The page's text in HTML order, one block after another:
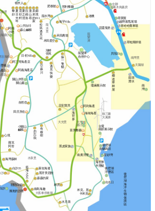
照利餐廳
全聯
啄木鳥藥房
海芋Villa
牧羊人
海里
海國小
潛艇
產店 阿義海產店
關山夕照
關山巖
田庄所在
尋寶屋
越野家甩尾場
喜哈哈賽車場
惡靈鬼堡
草地飛球場
南灣里
貝殼23
天鵝湖
椰
道
翠
林
屋
龍璟
潛水
龍鑾潭
自然中心
瓊麻展示館
阿利海產
大光
國小
富美餐廳
海
世
界
大光里
日安寶貝
有
棵
樹
小關山
鹹粿
黑皮家族
海味海產
南勇浮潛
羅克
阿舍
海灣森林 水泉里
核三廠
大風車
台電
南部展示館
後壁湖
遊艇碼頭
星砂灣
海世界
半潛艇
出水口
後壁湖
浮潛區
後
壁
湖
海
洋
生
物
保
護
區
卡米克
沙
戀戀白砂
白沙
擁抱的沙灘
森森的家
南
灣
龍
鑾
潭
林房
米克。居
藍
海
之
丘
阿三哥海產店
龍水灣
白沙35
勿
忘
我
迪噢
心境
遇
見
快
樂
肥春號
亞
森
川
水月泉
黑牙美宿館
家在海邊
媚
境
811
森山鹹粿
山男咖啡
拉
維
洛
呆
呆
的
家
漫
山
尋
夏
之
澄
雲
杉
軒
活海鮮
產店
夏
日
光
年
躲
一
隻
貓
阿娟
小吃
禾田農場
禾田星空
日‧初Villa
湖畔
佳苑
黎
好
龍
水
里
自然也
南島海趣
松
鼠
遇
見
花
大客車停車場